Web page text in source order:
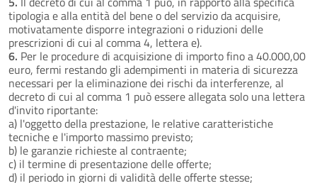
tipologia e alla entità del bene o del servizio da acquisire,
motivatamente disporre integrazioni o riduzioni delle
prescrizioni di cui al comma 4, lettera e).
6. Per le procedure di acquisizione di importo fino a 40.000,00
euro, fermi restando gli adempimenti in materia di sicurezza
necessari per la eliminazione dei rischi da interferenze, al
decreto di cui al comma 1 può essere allegata solo una lettera
d'invito riportante:
a) l'oggetto della prestazione, le relative caratteristiche
tecniche e l'importo massimo previsto;
b) le garanzie richieste al contraente;
c) il termine di presentazione delle offerte;
d) il periodo in giorni di validità delle offerte stesse;